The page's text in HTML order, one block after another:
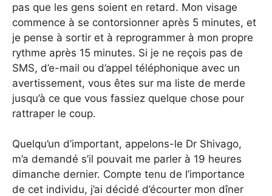
pas que les gens soient en retard. Mon visage
commence à se contorsionner après 5 minutes, et
je pense à sortir et à reprogrammer à mon propre
rythme après 15 minutes. Si je ne reçois pas de
SMS, d’e-mail ou d’appel téléphonique avec un
avertissement, vous êtes sur ma liste de merde
jusqu’à ce que vous fassiez quelque chose pour
rattraper le coup.
Quelqu’un d’important, appelons-le Dr Shivago,
m’a demandé s’il pouvait me parler à 19 heures
dimanche dernier. Compte tenu de l’importance
de cet individu, j’ai décidé d’écourter mon dîner